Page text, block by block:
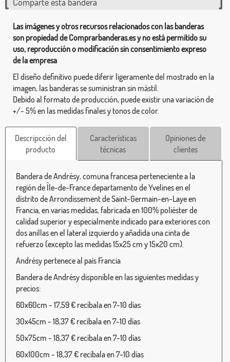
Las imágenes y otros recursos relacionados con las banderas
son propiedad de Comprarbanderas.es y no está permitido su
uso, reproducción o modificación sin consentimiento expreso
de la empresa
El diseño definitivo puede diferir ligeramente del mostrado en la
imagen, las banderas se suministran sin mástil.
Debido al formato de producción, puede existir una variación de
+/- 5% en las medidas finales y tonos de color.
Descripcción del
producto
Características
técnicas
Opiniones de
clientes
Bandera de Andrésy, comuna francesa perteneciente a la
región de Île-de-France departamento de Yvelines en el
distrito de Arrondissement de Saint-Germain-en-Laye en
Francia, en varias medidas, fabricada en 100% poliéster de
calidad superior y especialmente indicado para exteriores con
dos anillas en el lateral izquierdo y añadida una cinta de
refuerzo (excepto las medidas 15x25 cm y 15x20 cm).
Andrésy pertenece al país Francia
Bandera de Andrésy disponible en las siguientes medidas y
precios:
60x60cm - 17,59 € recíbala en 7-10 días
30x45cm - 18,37 € recíbala en 7-10 días
50x75cm - 18,37 € recíbala en 7-10 días
60x100cm - 18,37 € recíbala en 7-10 días